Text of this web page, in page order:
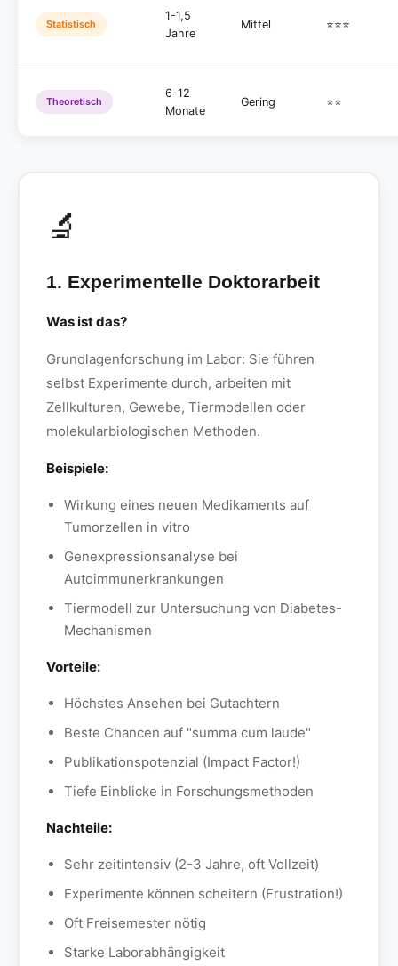
Statistisch
1-1,5
Jahre
Mittel ⭐⭐⭐
Theoretisch
6-12
Monate
Gering ⭐⭐
🔬
1. Experimentelle Doktorarbeit
Was ist das?
Grundlagenforschung im Labor: Sie führen
selbst Experimente durch, arbeiten mit
Zellkulturen, Gewebe, Tiermodellen oder
molekularbiologischen Methoden.
Beispiele:
Wirkung eines neuen Medikaments auf
Tumorzellen in vitro
Genexpressionsanalyse bei
Autoimmunerkrankungen
Tiermodell zur Untersuchung von Diabetes-
Mechanismen
Vorteile:
Höchstes Ansehen bei Gutachtern
Beste Chancen auf "summa cum laude"
Publikationspotenzial (Impact Factor!)
Tiefe Einblicke in Forschungsmethoden
Nachteile:
Sehr zeitintensiv (2-3 Jahre, oft Vollzeit)
Experimente können scheitern (Frustration!)
Oft Freisemester nötig
Starke Laborabhängigkeit